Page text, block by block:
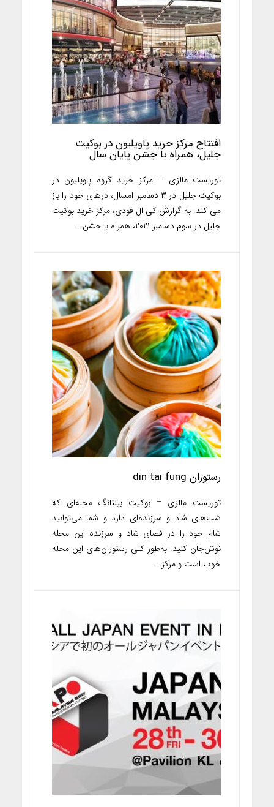
افتتاح مرکز حرید پاویلیون در بوکیت
جلیل، همراه با جشن پایان سال
توریست مالزی – مرکز خرید گروه پاویلیون در
بوکیت جلیل در ۳ دسامبر امسال، درهای خود را باز
می کند. به گزارش کی ال فودی، مرکز خرید بوکیت
جلیل در سوم دسامبر ۲۰۲۱، همراه با جشن...
رستوران din tai fung
توریست مالزی – بوکیت بینتانگ محله‌ای که
شب‌های شاد و سرزنده‌ای دارد و شما می‌توانید
شام خود را در فضای شاد و سرزنده این محله
نوش‌جان کنید. به‌طور کلی رستوران‌های این محله
خوب است و مرکز...